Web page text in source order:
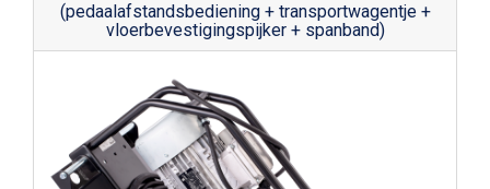
(pedaalafstandsbediening + transportwagentje +
vloerbevestigingspijker + spanband)